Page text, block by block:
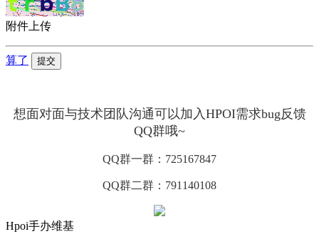
附件上传
算了 提交
想面对面与技术团队沟通可以加入HPOI需求bug反馈
QQ群哦~
QQ群一群：725167847
QQ群二群：791140108
Hpoi手办维基